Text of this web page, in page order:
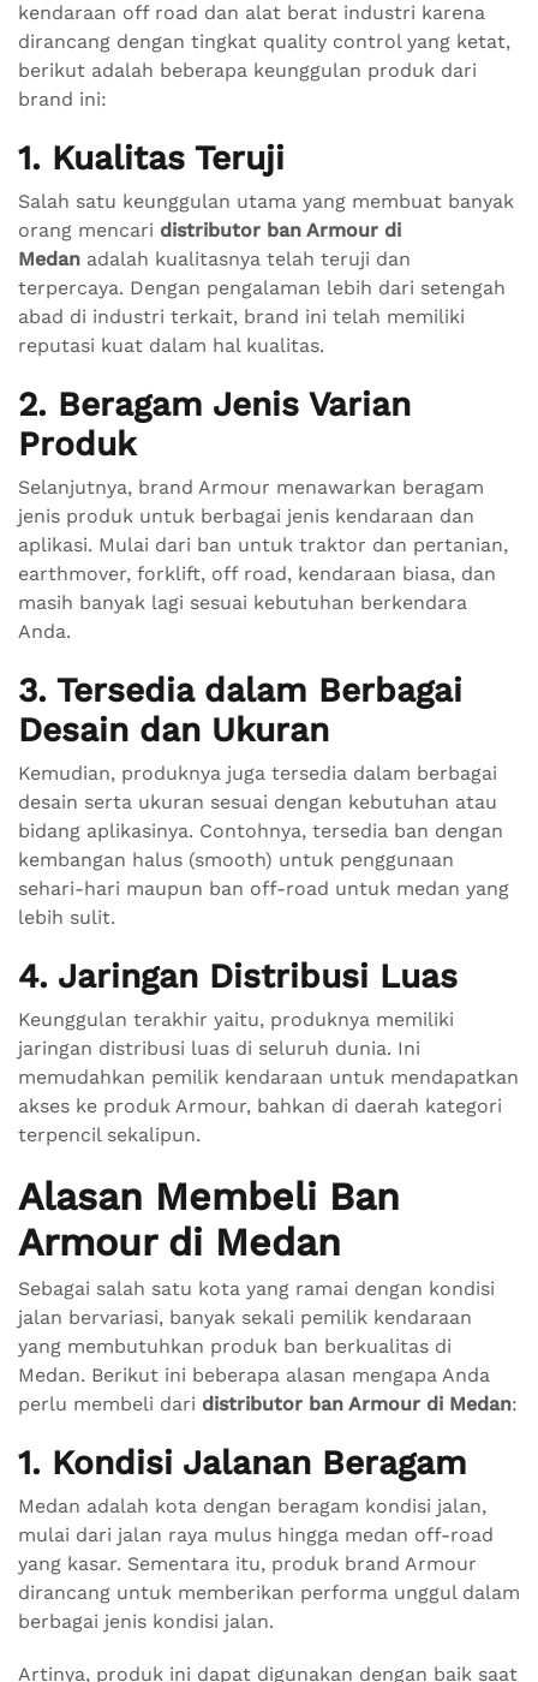
kendaraan off road dan alat berat industri karena
dirancang dengan tingkat quality control yang ketat,
berikut adalah beberapa keunggulan produk dari
brand ini:
1. Kualitas Teruji
Salah satu keunggulan utama yang membuat banyak
orang mencari distributor ban Armour di
Medan adalah kualitasnya telah teruji dan
terpercaya. Dengan pengalaman lebih dari setengah
abad di industri terkait, brand ini telah memiliki
reputasi kuat dalam hal kualitas.
2. Beragam Jenis Varian
Produk
Selanjutnya, brand Armour menawarkan beragam
jenis produk untuk berbagai jenis kendaraan dan
aplikasi. Mulai dari ban untuk traktor dan pertanian,
earthmover, forklift, off road, kendaraan biasa, dan
masih banyak lagi sesuai kebutuhan berkendara
Anda.
3. Tersedia dalam Berbagai
Desain dan Ukuran
Kemudian, produknya juga tersedia dalam berbagai
desain serta ukuran sesuai dengan kebutuhan atau
bidang aplikasinya. Contohnya, tersedia ban dengan
kembangan halus (smooth) untuk penggunaan
sehari-hari maupun ban off-road untuk medan yang
lebih sulit.
4. Jaringan Distribusi Luas
Keunggulan terakhir yaitu, produknya memiliki
jaringan distribusi luas di seluruh dunia. Ini
memudahkan pemilik kendaraan untuk mendapatkan
akses ke produk Armour, bahkan di daerah kategori
terpencil sekalipun.
Alasan Membeli Ban
Armour di Medan
Sebagai salah satu kota yang ramai dengan kondisi
jalan bervariasi, banyak sekali pemilik kendaraan
yang membutuhkan produk ban berkualitas di
Medan. Berikut ini beberapa alasan mengapa Anda
perlu membeli dari distributor ban Armour di Medan:
1. Kondisi Jalanan Beragam
Medan adalah kota dengan beragam kondisi jalan,
mulai dari jalan raya mulus hingga medan off-road
yang kasar. Sementara itu, produk brand Armour
dirancang untuk memberikan performa unggul dalam
berbagai jenis kondisi jalan.
Artinya, produk ini dapat digunakan dengan baik saat